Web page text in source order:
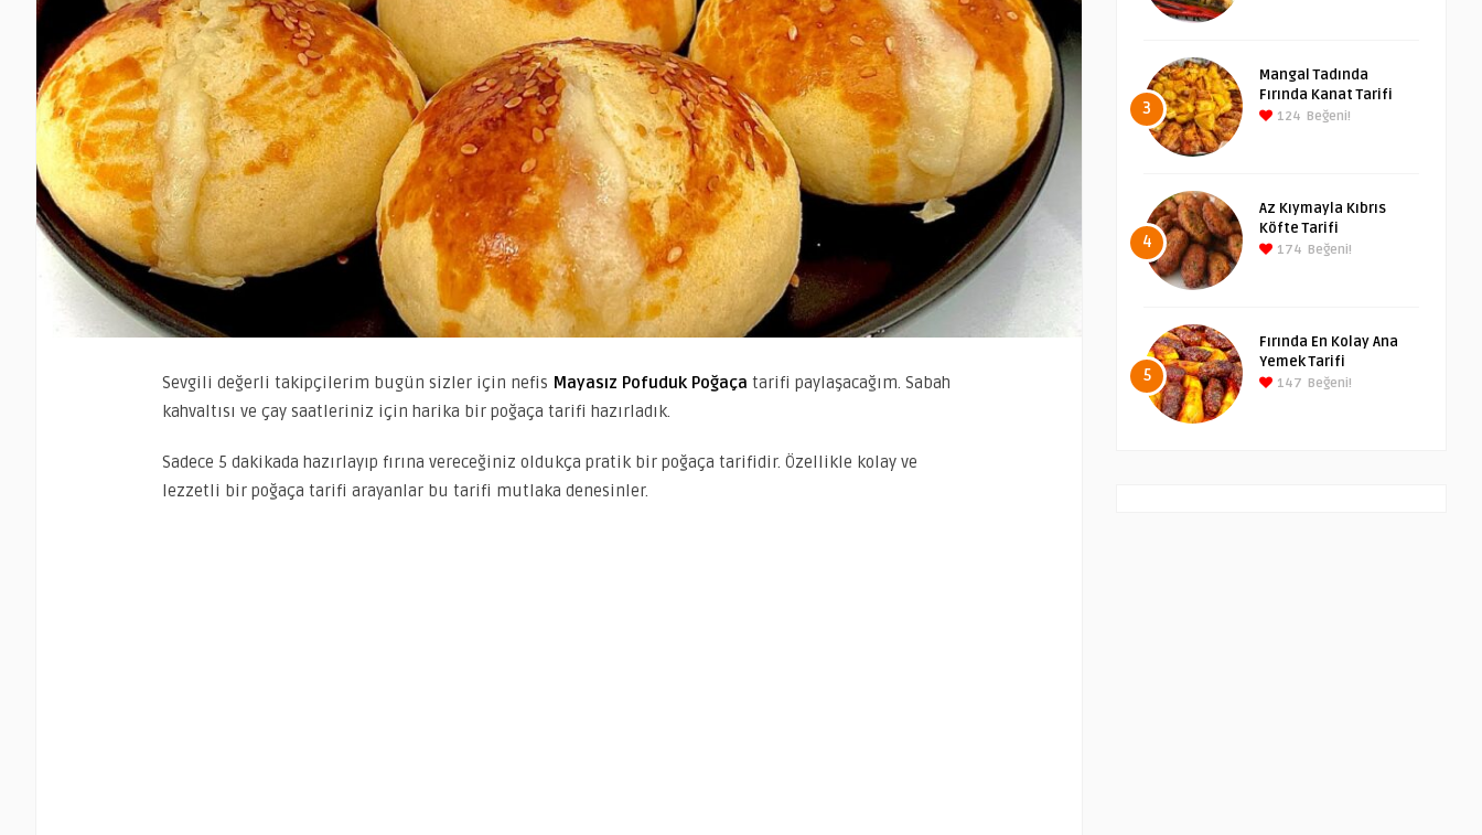
Sevgili değerli takipçilerim bugün sizler için nefis Mayasız Pofuduk Poğaça tarifi paylaşacağım. Sabah
kahvaltısı ve çay saatleriniz için harika bir poğaça tarifi hazırladık.
Sadece 5 dakikada hazırlayıp fırına vereceğiniz oldukça pratik bir poğaça tarifidir. Özellikle kolay ve
lezzetli bir poğaça tarifi arayanlar bu tarifi mutlaka denesinler.
3
Mangal Tadında
Fırında Kanat Tarifi
124 Beğeni!
4
Az Kıymayla Kıbrıs
Köfte Tarifi
174 Beğeni!
5
Fırında En Kolay Ana
Yemek Tarifi
147 Beğeni!